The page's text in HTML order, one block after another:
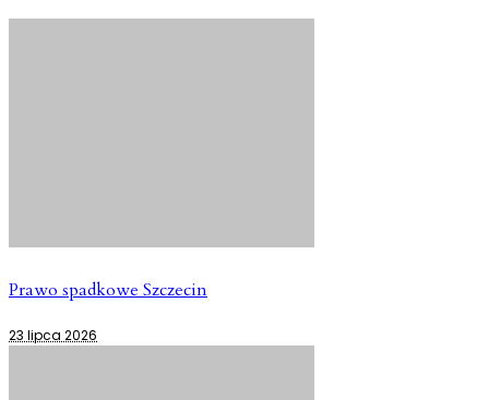
Prawo spadkowe Szczecin
23 lipca 2026